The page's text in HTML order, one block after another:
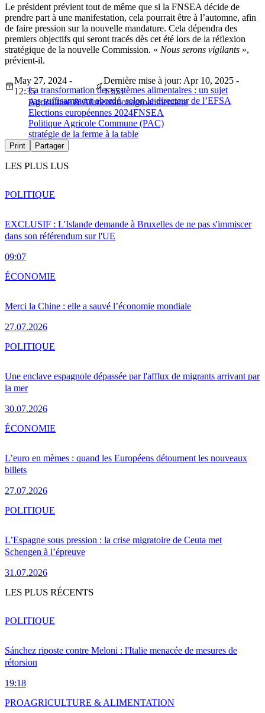
Le président prévient tout de même que si la FNSEA décide de
prendre part à une manifestation, cela pourrait être à l’automne, afin
de faire pression sur la nouvelle mandature. Cela dépendra des
premiers objectifs qui seront tracés dès cet été lors de la réflexion
stratégique de la nouvelle Commission. « Nous serons vigilants »,
prévient-il.
La transformation des systèmes alimentaires : un sujet
pas suffisamment abordé, selon le directeur de l’EFSA
May 27, 2024 -
12:35
Dernière mise à jour: Apr 10, 2025 -
13:51
Agriculture & Alimentationagroalimentaire
Elections européennes 2024FNSEA
Politique Agricole Commune (PAC)
stratégie de la ferme à la table
Print Partager
LES PLUS LUS
EXCLUSIF : L'Islande demande à Bruxelles de ne pas s'immiscer
dans son référendum sur l'UE
09:07
POLITIQUE
Merci la Chine : elle a sauvé l’économie mondiale
27.07.2026
ÉCONOMIE
Une enclave espagnole dépassée par l'afflux de migrants arrivant par
la mer
30.07.2026
POLITIQUE
L’euro en mèmes : quand les Européens détournent les nouveaux
billets
27.07.2026
ÉCONOMIE
L’Espagne sous pression : la crise migratoire de Ceuta met
Schengen à l’épreuve
31.07.2026
POLITIQUE
LES PLUS RÉCENTS
Sánchez riposte contre Meloni : l'Italie menacée de mesures de
rétorsion
19:18
POLITIQUE
PROAGRICULTURE & ALIMENTATION